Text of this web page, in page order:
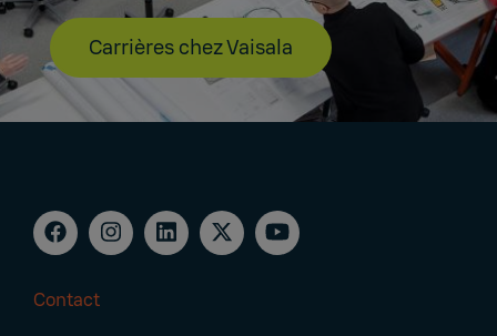
Carrières chez Vaisala
Contact